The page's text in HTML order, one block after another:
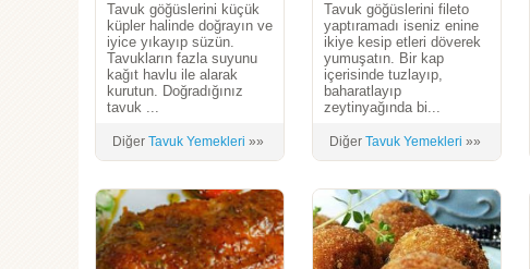
Tavuk göğüslerini küçük
küpler halinde doğrayın ve
iyice yıkayıp süzün.
Tavukların fazla suyunu
kağıt havlu ile alarak
kurutun. Doğradığınız
tavuk ...
Diğer Tavuk Yemekleri »»
Tavuk göğüslerini fileto
yaptıramadı iseniz enine
ikiye kesip etleri döverek
yumuşatın. Bir kap
içerisinde tuzlayıp,
baharatlayıp
zeytinyağında bi...
DiğerTavuk Yemekleri »»